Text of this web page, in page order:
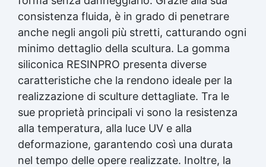
Gomma siliconica da colata Gomma liquida per
stampi Gomma siliconica per stampi durevoli
Gomma siliconica per colata Gomma siliconica
per calchi Gomma siliconica colata Gomma
siliconica per stampi 5 kg Gomma al silicone
Gomma silicone Gomme siliconiche Gomma
liquida trasparente Gomma per stampi Gomma
siliconica resistente Gomma siliconica per
stampi complessi Gomma siliconica liquida
Gomma siliconica morbida Gomma colata
Gomma siliconica per calchi resistenti Gomma
siliconica Gomma siliconica antiaderente See
all articles →
all articles →
consistenza fluida, è in grado di penetrare
anche negli angoli più stretti, catturando ogni
minimo dettaglio della scultura. La gomma
siliconica RESINPRO presenta diverse
caratteristiche che la rendono ideale per la
realizzazione di sculture dettagliate. Tra le
sue proprietà principali vi sono la resistenza
alla temperatura, alla luce UV e alla
deformazione, garantendo così una durata
nel tempo delle opere realizzate. Inoltre, la